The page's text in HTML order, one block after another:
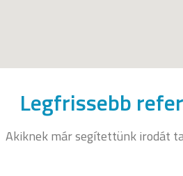
Legfrissebb
Akiknek már segítettünk irodát